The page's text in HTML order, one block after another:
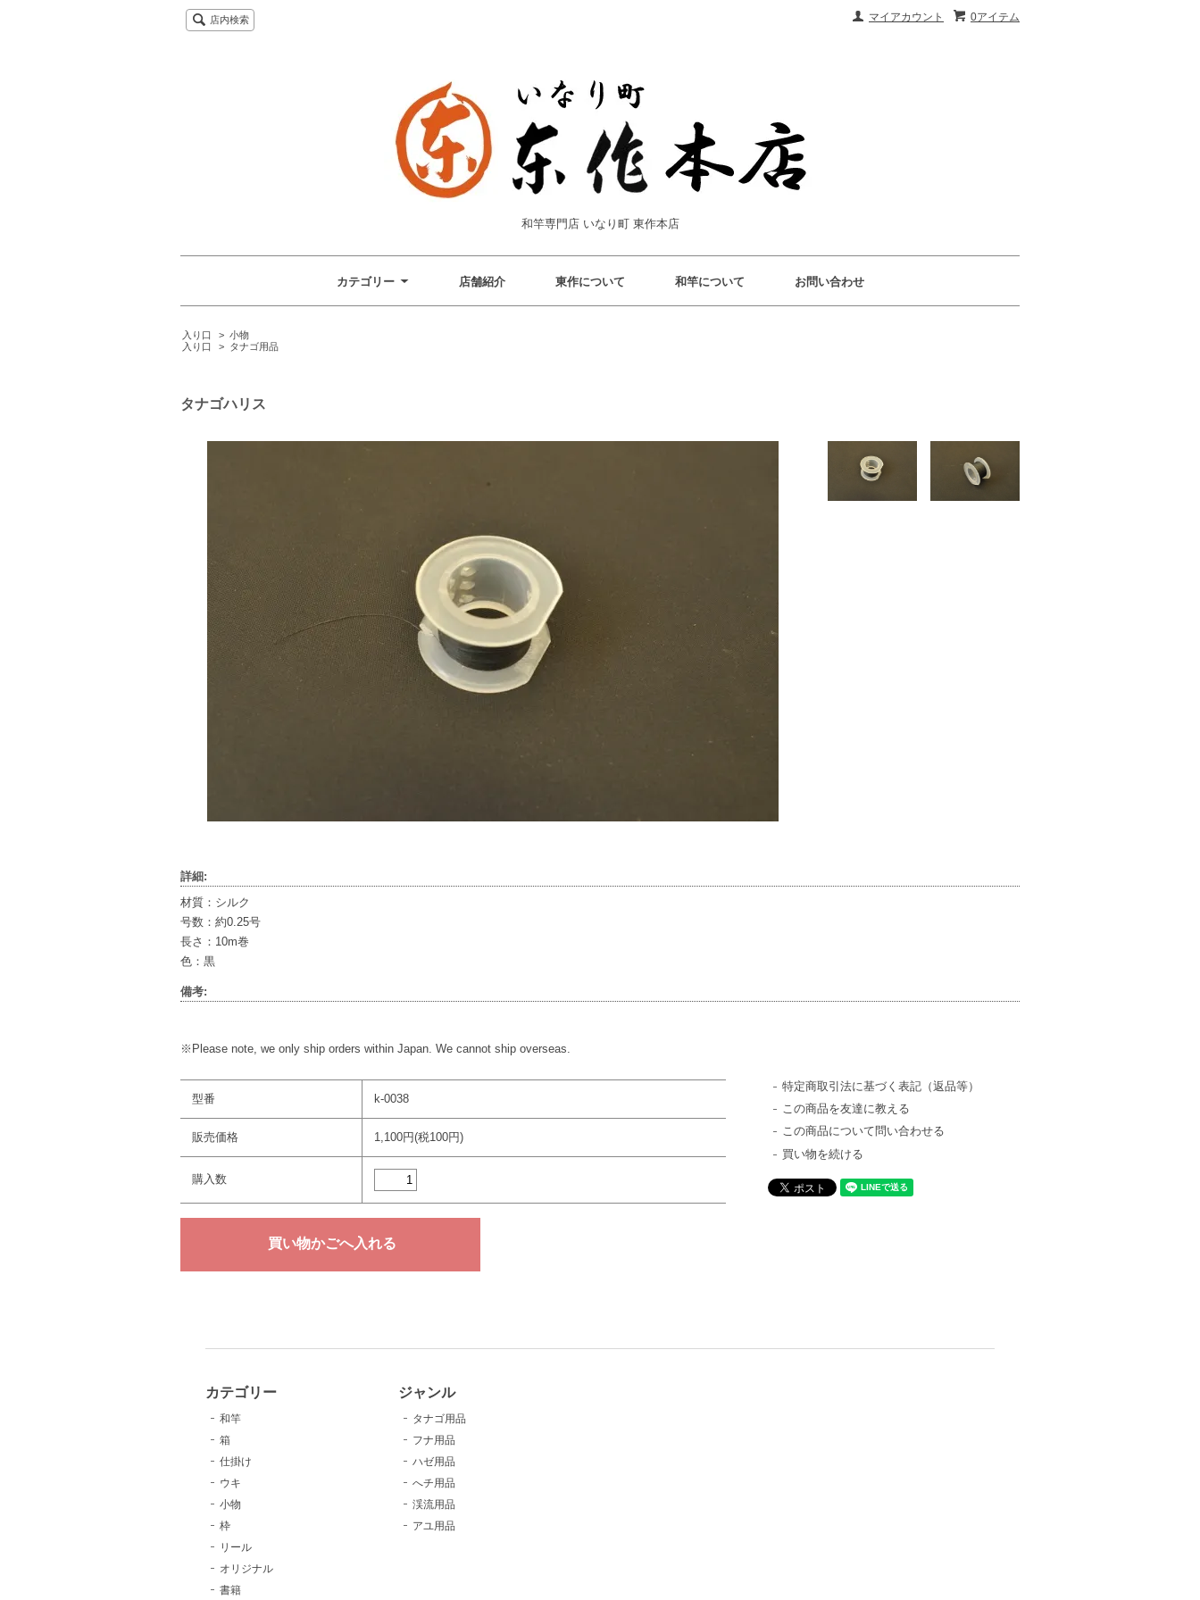
0アイテム
マイアカウント
店内検索
和竿専門店 いなり町 東作本店
カテゴリー 店舗紹介 東作について 和竿について お問い合わせ
入り口 > 小物
入り口
> タナゴ用品
タナゴハリス
詳細:
材質：シルク
号数：約0.25号
長さ：10m巻
色：黒
備考:
※Please note, we only ship orders within Japan. We cannot ship overseas.
型番 k-0038
販売価格 1,100円(税100円)
購入数
特定商取引法に基づく表記（返品等）
この商品を友達に教える
この商品について問い合わせる
買い物を続ける
カテゴリー
和竿
箱
仕掛け
ウキ
小物
枠
リール
オリジナル
書籍
ジャンル
タナゴ用品
フナ用品
ハゼ用品
へチ用品
渓流用品
アユ用品